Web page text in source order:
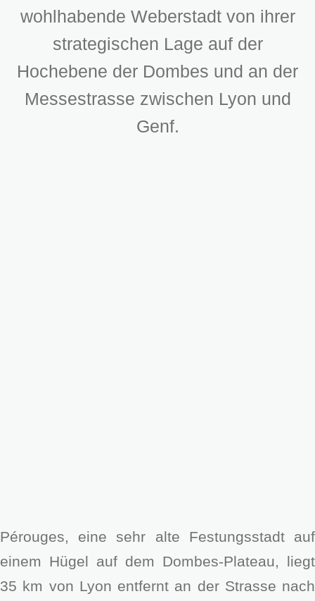
wohlhabende Weberstadt von ihrer
strategischen Lage auf der
Hochebene der Dombes und an der
Messestrasse zwischen Lyon und
Genf.
Pérouges, eine sehr alte Festungsstadt auf
einem Hügel auf dem Dombes-Plateau, liegt
35 km von Lyon entfernt an der Strasse nach